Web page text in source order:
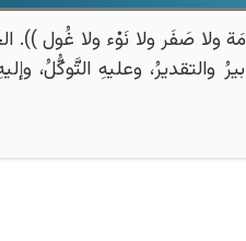
ولا نَوْء ولا غُول )). الخطبة
وعليهِ التَّوكُّلُ،